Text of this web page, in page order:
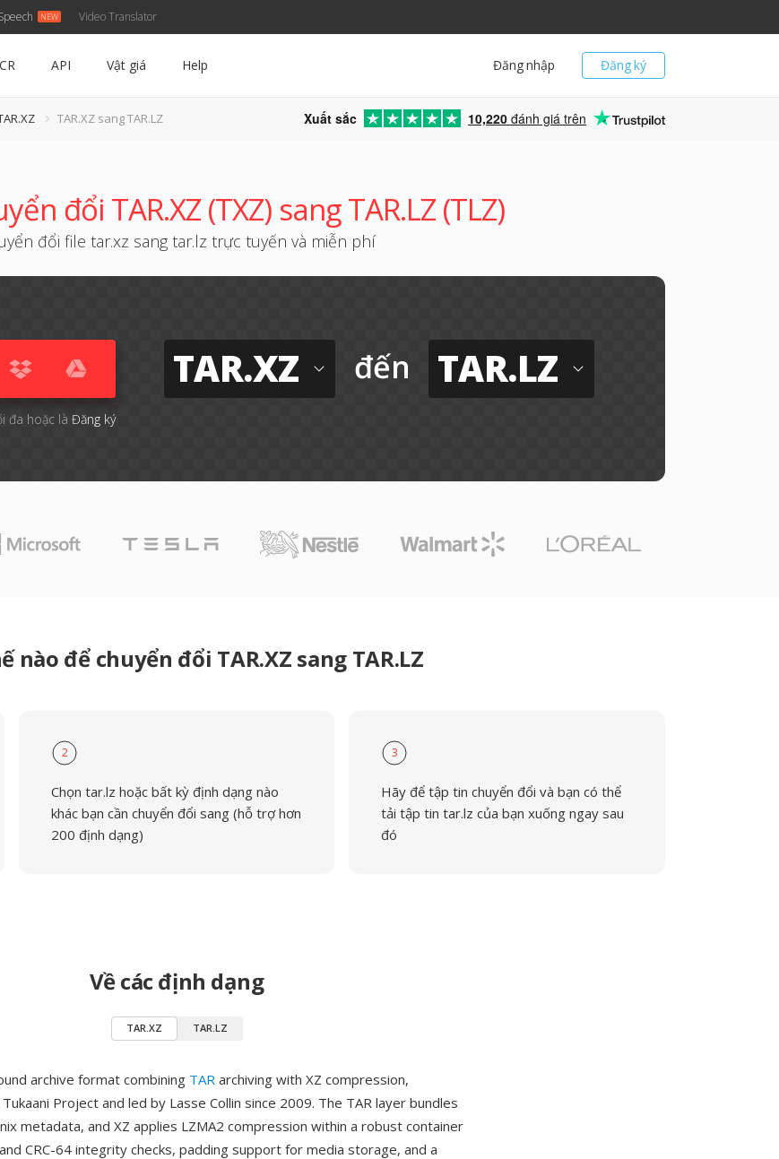
Video Translator
Đăng ký
Đăng nhập
API Vật giá Help
TAR.XZ sang TAR.LZ Xuất sắc 10,220 đánh giá trên
đổi TAR.XZ (TXZ) sang TAR.LZ (TLZ)
đổi file tar.xz sang tar.lz trực tuyến và miễn phí
đa hoặc là Đăng ký
TAR.XZ đến TAR.LZ
nào để chuyển đổi TAR.XZ sang TAR.LZ
2
Chọn tar.lz hoặc bất kỳ định dạng nào
khác bạn cần chuyển đổi sang (hỗ trợ hơn
200 định dạng)
3
Hãy để tập tin chuyển đổi và bạn có thể
tải tập tin tar.lz của bạn xuống ngay sau
đó
Về các định dạng
TAR.XZ TAR.LZ
archive format combining TAR archiving with XZ compression,
Project and led by Lasse Collin since 2009. The TAR layer bundles
metadata, and XZ applies LZMA2 compression within a robust container
CRC-64 integrity checks, padding support for media storage, and a